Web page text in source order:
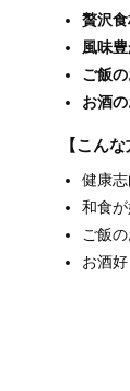
贅沢
風味
ご飯
お酒
【こん
健康
和食
ご飯
お酒